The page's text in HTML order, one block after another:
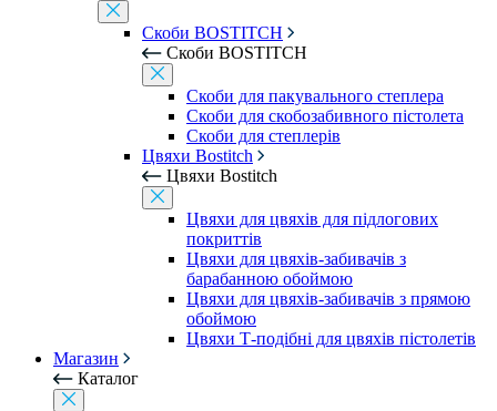
Скоби BOSTITCH
Скоби BOSTITCH
Скоби для пакувального степлера
Скоби для скобозабивного пістолета
Скоби для степлерів
Цвяхи Bostitch
Цвяхи Bostitch
Цвяхи для цвяхів для підлогових
покриттів
Цвяхи для цвяхів-забивачів з
барабанною обоймою
Цвяхи для цвяхів-забивачів з прямою
обоймою
Цвяхи Т-подібні для цвяхів пістолетів
Магазин
Каталог